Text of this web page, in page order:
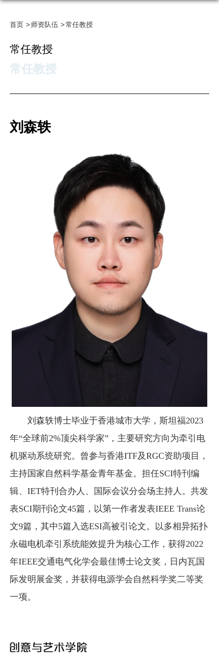
首页 师资队伍 常任教授
常任教授
常任教授
刘森轶
刘森轶博士毕业于香港城市大学，斯坦福2023
年“全球前2%顶尖科学家”，主要研究方向为牵引电
机驱动系统研究。曾参与香港ITF及RGC资助项目，
主持国家自然科学基金青年基金。担任SCI特刊编
辑、IET特刊合办人、国际会议分会场主持人。共发
表SCI期刊论文45篇，以第一作者发表IEEE Trans论
文9篇，其中5篇入选ESI高被引论文。以多相异拓扑
永磁电机牵引系统能效提升为核心工作，获得2022
年IEEE交通电气化学会最佳博士论文奖，日内瓦国
际发明展金奖，并获得电源学会自然科学奖二等奖
一项。